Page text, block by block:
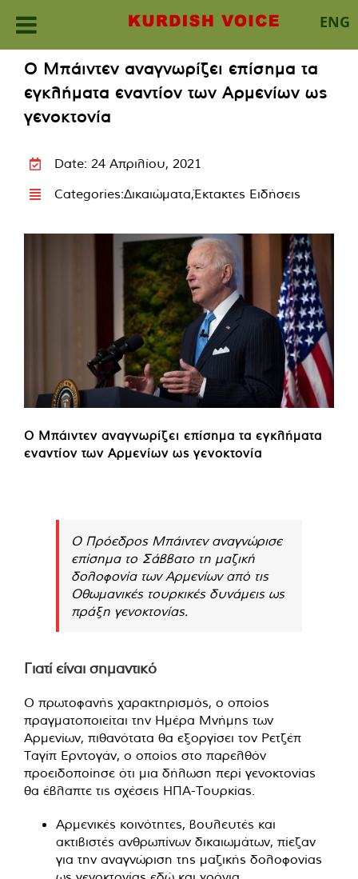
ENG
content
Ο Μπάιντεν αναγνωρίζει επίσημα τα
εγκλήματα εναντίον των Αρμενίων ως
γενοκτονία
Date: 24 Απριλίου, 2021
Categories:Δικαιώματα,Έκτακτες Ειδήσεις
Ο Μπάιντεν αναγνωρίζει επίσημα τα εγκλήματα
εναντίον των Αρμενίων ως γενοκτονία
Ο Πρόεδρος Μπάιντεν αναγνώρισε
επίσημα το Σάββατο τη μαζική
δολοφονία των Αρμενίων από τις
Οθωμανικές τουρκικές δυνάμεις ως
πράξη γενοκτονίας.
Γιατί είναι σημαντικό
Ο πρωτοφανής χαρακτηρισμός, ο οποίος
πραγματοποιείται την Ημέρα Μνήμης των
Αρμενίων, πιθανότατα θα εξοργίσει τον Ρετζέπ
Ταγίπ Ερντογάν, ο οποίος στο παρελθόν
προειδοποίησε ότι μια δήλωση περί γενοκτονίας
θα έβλαπτε τις σχέσεις ΗΠΑ-Τουρκίας.
Αρμενικές κοινότητες, βουλευτές και
ακτιβιστές ανθρωπίνων δικαιωμάτων, πίεζαν
για την αναγνώριση της μαζικής δολοφονίας